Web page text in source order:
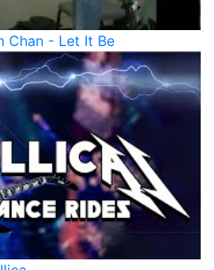
Chan - Let It Be